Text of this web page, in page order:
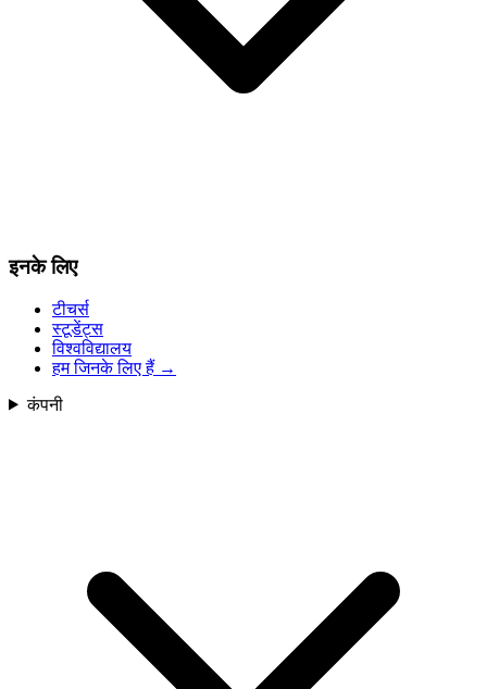
इनके लिए
टीचर्स
स्टूडेंट्स
विश्वविद्यालय
हम जिनके लिए हैं →
कंपनी